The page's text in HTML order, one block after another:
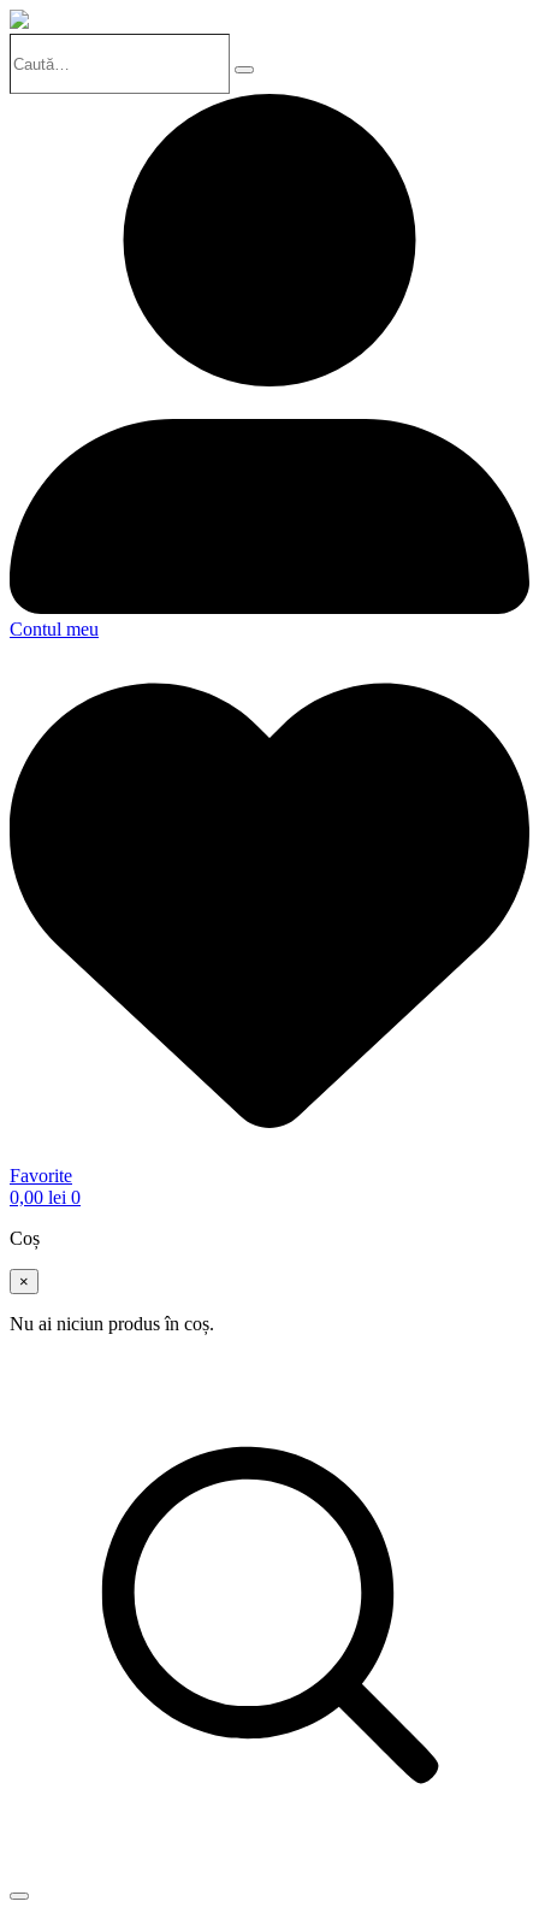
Search
Contul meu
Favorite
0,00 lei 0
Coș
×
Nu ai niciun produs în coș.